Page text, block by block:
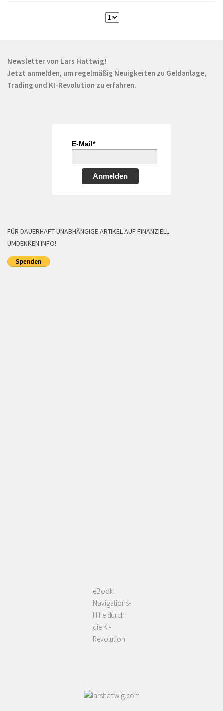
Newsletter von Lars Hattwig!
Jetzt anmelden, um regelmäßig Neuigkeiten zu Geldanlage,
Trading und KI-Revolution zu erfahren.
E-Mail*
Anmelden
FÜR DAUERHAFT UNABHÄNGIGE ARTIKEL AUF FINANZIELL-
UMDENKEN.INFO!
eBook:
Navigations-
Hilfe durch
die KI-
Revolution